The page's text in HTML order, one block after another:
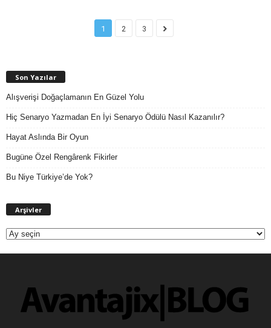
1 2 3
Son Yazılar
Alışverişi Doğaçlamanın En Güzel Yolu
Hiç Senaryo Yazmadan En İyi Senaryo Ödülü Nasıl Kazanılır?
Hayat Aslında Bir Oyun
Bugüne Özel Rengârenk Fikirler
Bu Niye Türkiye’de Yok?
Arşivler